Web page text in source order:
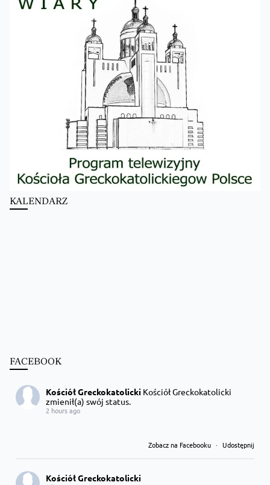
KALENDARZ
FACEBOOK
Kościół Greckokatolicki Kościół Greckokatolicki
zmienił(a) swój status.
2 hours ago
Zobacz na Facebooku · Udostępnij
Kościół Greckokatolicki